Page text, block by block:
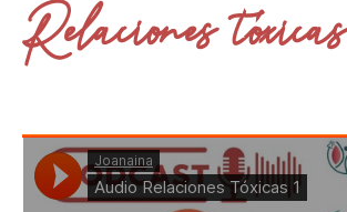
Relaciones tóxicas